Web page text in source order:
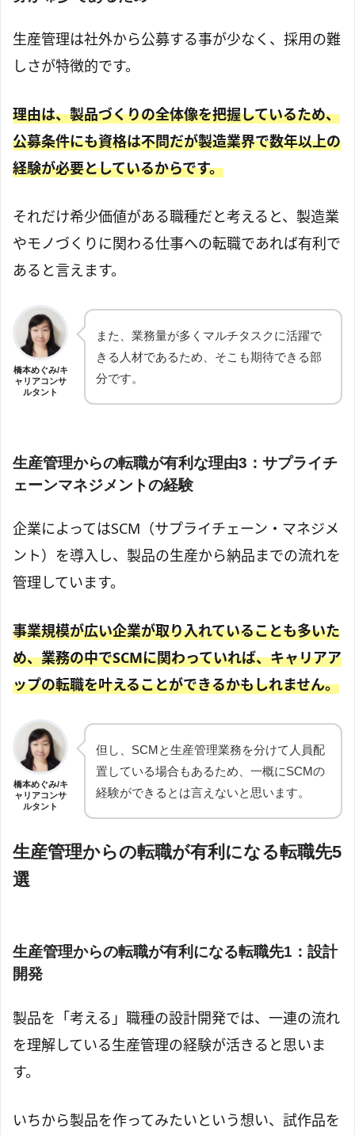
生産管理は社外から公募する事が少なく、採用の難
しさが特徴的です。
理由は、製品づくりの全体像を把握しているため、
公募条件にも資格は不問だが製造業界で数年以上の
経験が必要としているからです。
それだけ希少価値がある職種だと考えると、製造業
やモノづくりに関わる仕事への転職であれば有利で
あると言えます。
橋本めぐみ/キ
ャリアコンサ
ルタント
また、業務量が多くマルチタスクに活躍で
きる人材であるため、そこも期待できる部
分です。
生産管理からの転職が有利な理由3：サプライチ
ェーンマネジメントの経験
企業によってはSCM（サプライチェーン・マネジメ
ント）を導入し、製品の生産から納品までの流れを
管理しています。
事業規模が広い企業が取り入れていることも多いた
め、業務の中でSCMに関わっていれば、キャリアア
ップの転職を叶えることができるかもしれません。
橋本めぐみ/キ
ャリアコンサ
ルタント
但し、SCMと生産管理業務を分けて人員配
置している場合もあるため、一概にSCMの
経験ができるとは言えないと思います。
生産管理からの転職が有利になる転職先5
選
生産管理からの転職が有利になる転職先1：設計
開発
製品を「考える」職種の設計開発では、一連の流れ
を理解している生産管理の経験が活きると思いま
す。
いちから製品を作ってみたいという想い、試作品を